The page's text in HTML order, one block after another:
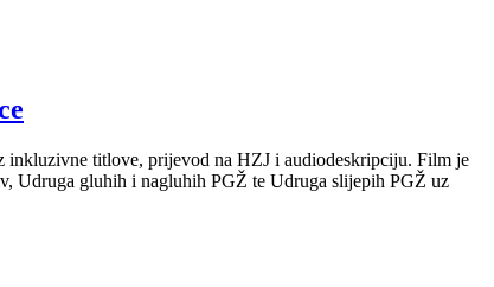
titlove, prijevod na HZJ i audiodeskripciju. Film je
Udruga gluhih i nagluhih PGŽ te Udruga slijepih PGŽ uz